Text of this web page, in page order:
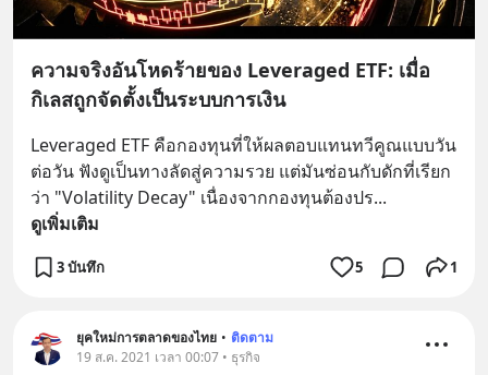
ความจริงอันโหดร้ายของ Leveraged ETF: เมื่อ
กิเลสถูกจัดตั้งเป็นระบบการเงิน
Leveraged ETF คือกองทุนที่ให้ผลตอบแทนทวีคูณแบบวัน
ต่อวัน ฟังดูเป็นทางลัดสู่ความรวย แต่มันซ่อนกับดักที่เรียก
ว่า "Volatility Decay" เนื่องจากกองทุนต้องปร...
ดูเพิ่มเติม
3 บันทึก 5 1
ยุคใหม่การตลาดของไทย • ติดตาม
19 ส.ค. 2021 เวลา 00:07 • ธุรกิจ